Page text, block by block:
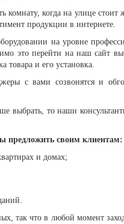
комнату, когда на улице
продукции в интернете.
на уровне
это перейти на наш сайт
товара и его установка.
с вами созвонятся и
выбрать, то наши
предложить своим клиентам:
и домах;
так что в любой момент